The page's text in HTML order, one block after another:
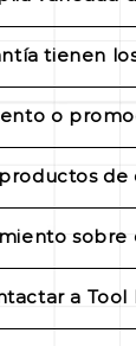
nos
tienen
dentro
o
ofrecemos
de
productos
de
a